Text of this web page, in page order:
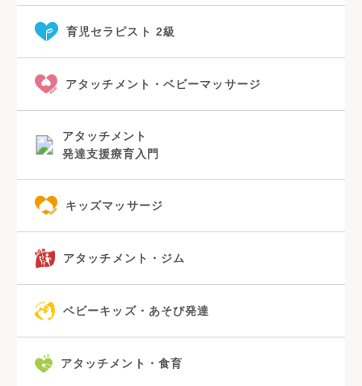
育児セラピスト 2級
アタッチメント・ベビーマッサージ
アタッチメント
発達支援療育入門
キッズマッサージ
アタッチメント・ジム
ベビーキッズ・あそび発達
アタッチメント・食育